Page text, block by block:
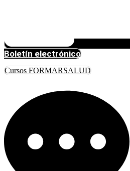
Boletín electrónico
Cursos FORMARSALUD